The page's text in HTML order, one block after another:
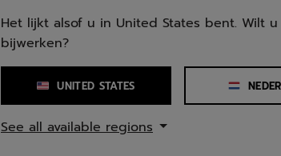
Een heel
bescherming
Het lijkt alsof u in United States bent. Wilt
bijwerken?
UNITED STATES
See all available regions